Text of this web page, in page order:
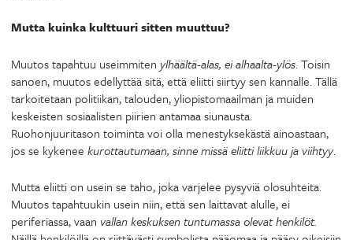
Mutta kuinka kulttuuri sitten muuttuu?
Muutos tapahtuu useimmiten ylhäältä-alas, ei alhaalta-ylös. Toisin
sanoen, muutos edellyttää sitä, että eliitti siirtyy sen kannalle. Tällä
tarkoitetaan politiikan, talouden, yliopistomaailman ja muiden
keskeisten sosiaalisten piirien antamaa siunausta.
Ruohonjuuritason toiminta voi olla menestyksekästä ainoastaan,
jos se kykenee kurottautumaan, sinne missä eliitti liikkuu ja viihtyy.
Mutta eliitti on usein se taho, joka varjelee pysyviä olosuhteita.
Muutos tapahtuukin usein niin, että sen laittavat alulle, ei
periferiassa, vaan vallan keskuksen tuntumassa olevat henkilöt.